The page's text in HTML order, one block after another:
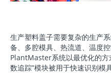
生产塑料盖子需要复杂的生产
备、多腔模具、热流道、温度
PlantMaster系统以最优化的方
数追踪”模块被用于快速识别模